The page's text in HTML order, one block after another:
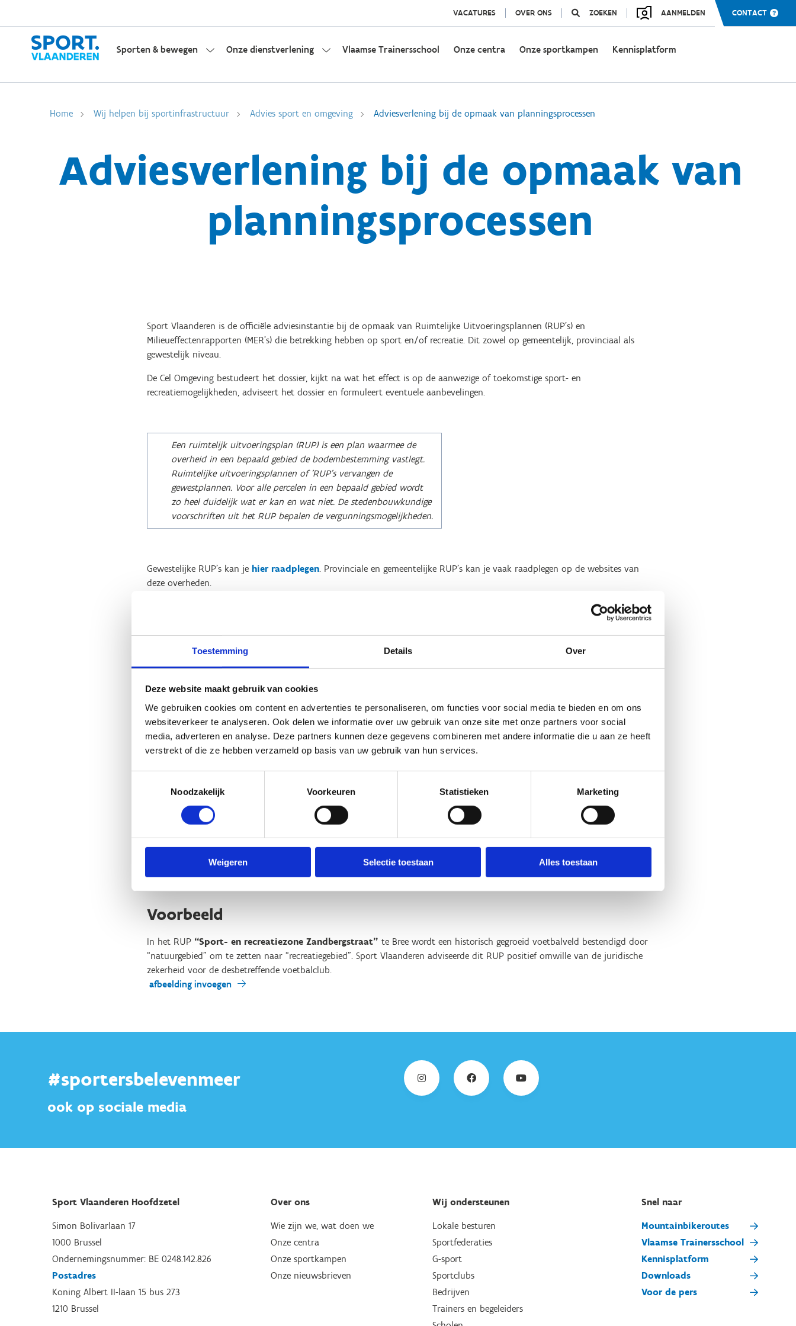
Toestemming Details Over
Deze website maakt gebruik van cookies
We gebruiken cookies om content en advertenties te personaliseren, om functies voor social media te bieden en om ons
websiteverkeer te analyseren. Ook delen we informatie over uw gebruik van onze site met onze partners voor social
media, adverteren en analyse. Deze partners kunnen deze gegevens combineren met andere informatie die u aan ze heeft
verstrekt of die ze hebben verzameld op basis van uw gebruik van hun services.
Noodzakelijk
Voorkeuren Statistieken Marketing
Weigeren Selectie toestaan Alles toestaan
VACATURES OVER ONS ZOEKEN AANMELDEN CONTACT
Sporten & bewegen Onze dienstverlening Vlaamse Trainersschool Onze centra Onze sportkampen Kennisplatform
Home Wij helpen bij sportinfrastructuur Advies sport en omgeving Adviesverlening bij de opmaak van planningsprocessen
Adviesverlening bij de opmaak van
planningsprocessen
Sport Vlaanderen is de officiële adviesinstantie bij de opmaak van Ruimtelijke Uitvoeringsplannen (RUP’s) en
Milieueffectenrapporten (MER’s) die betrekking hebben op sport en/of recreatie. Dit zowel op gemeentelijk, provinciaal als
gewestelijk niveau.
De Cel Omgeving bestudeert het dossier, kijkt na wat het effect is op de aanwezige of toekomstige sport- en
recreatiemogelijkheden, adviseert het dossier en formuleert eventuele aanbevelingen.
Een ruimtelijk uitvoeringsplan (RUP) is een plan waarmee de
overheid in een bepaald gebied de bodembestemming vastlegt.
Ruimtelijke uitvoeringsplannen of 'RUP’s vervangen de
gewestplannen. Voor alle percelen in een bepaald gebied wordt
zo heel duidelijk wat er kan en wat niet. De stedenbouwkundige
voorschriften uit het RUP bepalen de vergunningsmogelijkheden.
Gewestelijke RUP’s kan je hier raadplegen. Provinciale en gemeentelijke RUP’s kan je vaak raadplegen op de websites van
deze overheden.
Milieueffectrapportage (MER) is een onderzoek naar de
mogelijke milieugevolgen van bepaalde activiteiten of ingrepen
(projecten, plannen, beleidsvoornemens of programma's). Een
of plannen worden uitgevoerd. Zo kunnen schadelijke effecten
voor het milieu in een vroeg stadium worden ingeschat en
opgevangen.
De stand van zaken van MER’s kanhier raadplegen.
Wat kan Sport Vlaanderen voor jou betekenen?
Bij het verlenen van adviezen kunnen we jouw dossier verdedigen, bv. wanneer dit RUP nadelige gevolgen heeft voor
Voorbeeld
In het RUP “Sport- en recreatiezone Zandbergstraat” te Bree wordt een historisch gegroeid voetbalveld bestendigd door
“natuurgebied” om te zetten naar “recreatiegebied”. Sport Vlaanderen adviseerde dit RUP positief omwille van de juridische
zekerheid voor de desbetreffende voetbalclub.
afbeelding invoegen
#sportersbelevenmeer
ook op sociale media
Sport Vlaanderen Hoofdzetel
Simon Bolivarlaan 17
1000 Brussel
Ondernemingsnummer: BE 0248.142.826
Postadres
Koning Albert II-laan 15 bus 273
1210 Brussel
Over ons
Wie zijn we, wat doen we
Onze centra
Onze sportkampen
Onze nieuwsbrieven
Wij ondersteunen
Lokale besturen
Sportfederaties
G-sport
Sportclubs
Bedrijven
Trainers en begeleiders
Snel naar
Mountainbikeroutes
Vlaamse Trainersschool
Kennisplatform
Downloads
Voor de pers